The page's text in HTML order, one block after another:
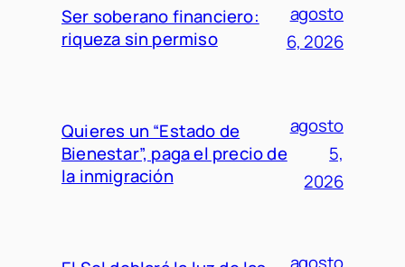
Ser soberano financiero:
riqueza sin permiso
agosto
6, 2026
Quieres un “Estado de
Bienestar”, paga el precio de
la inmigración
agosto
5,
2026